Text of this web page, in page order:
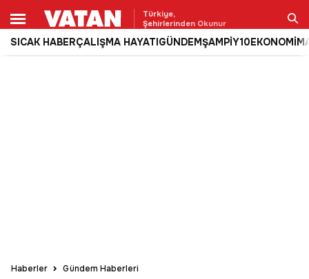
Türkiye,
Şehirlerinden Okunur
SICAK HABERÇALIŞMA HAYATIGÜNDEMŞAMPİY10EKONOMİ
Ara
Haberler Gündem Haberleri